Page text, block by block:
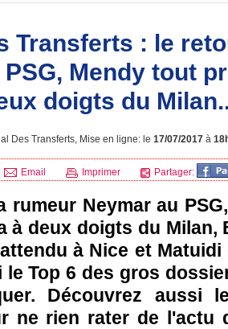
Transferts : le
Mendy tout
doigts du
Des Transferts, Mise en ligne: le 17/07/2017 à
Email Imprimer Partager:
rumeur Neymar au
à deux doigts du Milan,
à Nice et
le Top 6 des gros
Découvrez aussi
ne rien rater de l'actu